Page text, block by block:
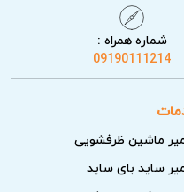
در چیذر
و تست نهایی، تعمیر
که احتمال برگشت خرابی
شماره همراه :
09190111214
ماشین ظرفشویی
ساید بای ساید